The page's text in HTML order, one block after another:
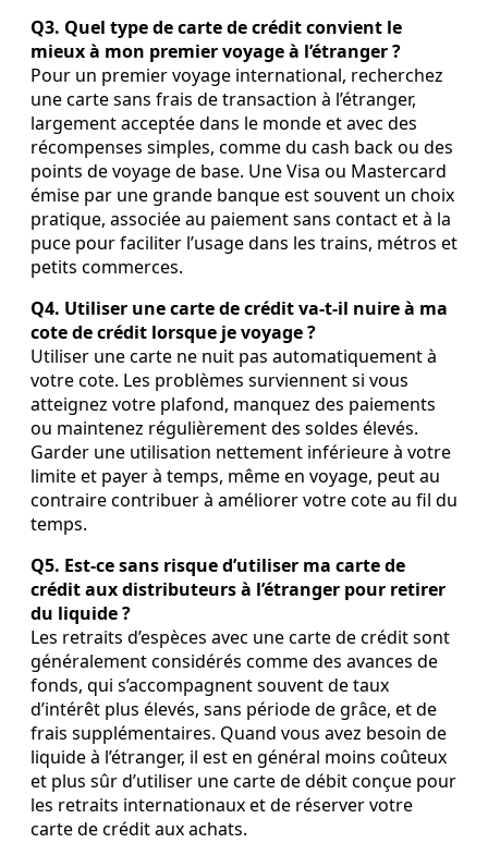
Q3. Quel type de carte de crédit convient le
mieux à mon premier voyage à l’étranger ?
Pour un premier voyage international, recherchez
une carte sans frais de transaction à l’étranger,
largement acceptée dans le monde et avec des
récompenses simples, comme du cash back ou des
points de voyage de base. Une Visa ou Mastercard
émise par une grande banque est souvent un choix
pratique, associée au paiement sans contact et à la
puce pour faciliter l’usage dans les trains, métros et
petits commerces.
Q4. Utiliser une carte de crédit va‑t‑il nuire à ma
cote de crédit lorsque je voyage ?
Utiliser une carte ne nuit pas automatiquement à
votre cote. Les problèmes surviennent si vous
atteignez votre plafond, manquez des paiements
ou maintenez régulièrement des soldes élevés.
Garder une utilisation nettement inférieure à votre
limite et payer à temps, même en voyage, peut au
contraire contribuer à améliorer votre cote au fil du
temps.
Q5. Est‑ce sans risque d’utiliser ma carte de
crédit aux distributeurs à l’étranger pour retirer
du liquide ?
Les retraits d’espèces avec une carte de crédit sont
généralement considérés comme des avances de
fonds, qui s’accompagnent souvent de taux
d’intérêt plus élevés, sans période de grâce, et de
frais supplémentaires. Quand vous avez besoin de
liquide à l’étranger, il est en général moins coûteux
et plus sûr d’utiliser une carte de débit conçue pour
les retraits internationaux et de réserver votre
carte de crédit aux achats.